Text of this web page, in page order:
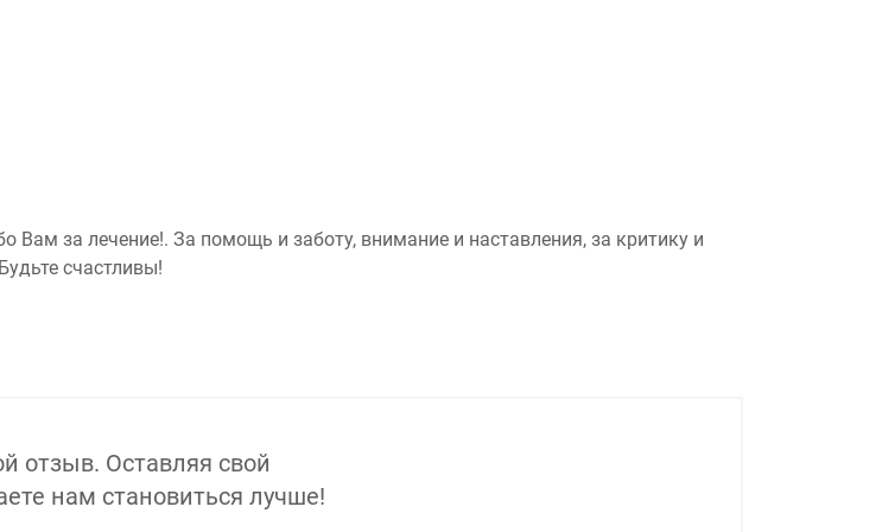
Вам за лечение!. За помощь и заботу, внимание и наставления, за критику и
счастливы!
отзыв. Оставляя свой
нам становиться лучше!